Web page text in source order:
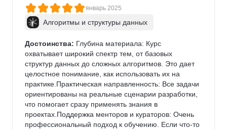
январь 2025
Алгоритмы и структуры данных
Достоинства: Глубина материала: Курс
охватывает широкий спектр тем, от базовых
структур данных до сложных алгоритмов. Это дает
целостное понимание, как использовать их на
практике.Практическая направленность: Все задачи
ориентированы на реальные сценарии разработки,
что помогает сразу применять знания в
проектах.Поддержка менторов и кураторов: Очень
профессиональный подход к обучению. Если что-то